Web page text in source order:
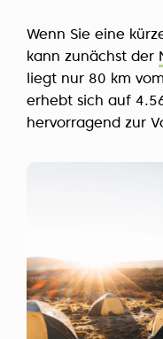
Wenn Sie eine
kann zunächst der
liegt nur 80 km
erhebt sich auf
hervorragend zur